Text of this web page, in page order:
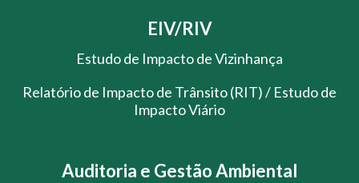
EIV/RIV
Estudo de Impacto de Vizinhança
Relatório de Impacto de Trânsito (RIT) / Estudo de
Impacto Viário
Auditoria e Gestão Ambiental